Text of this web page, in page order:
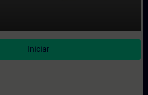
Iniciar